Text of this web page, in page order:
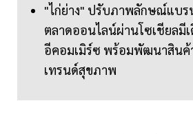
"ไก่ย่าง" ปรับภาพลักษณ์แบ
ตลาดออนไลน์ผ่านโซเชียลมี
อีคอมเมิร์ซ พร้อมพัฒนาสินค้
เทรนด์สุขภาพ